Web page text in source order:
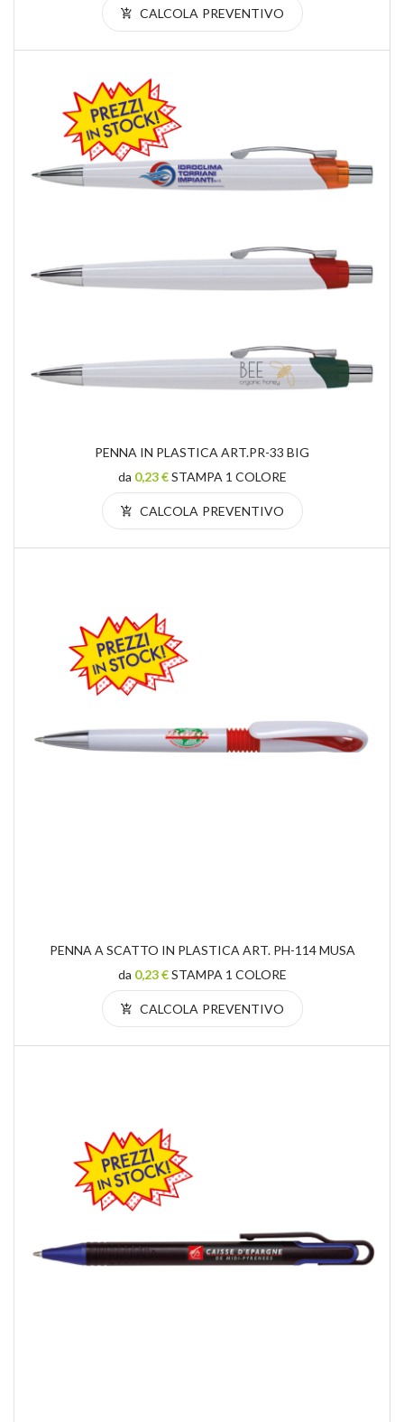
CALCOLA PREVENTIVO
PENNA IN PLASTICA ART.PR-33 BIG
da 0,23 €STAMPA 1 COLORE
CALCOLA PREVENTIVO
PENNA A SCATTO IN PLASTICA ART. PH-114 MUSA
da 0,23 €STAMPA 1 COLORE
CALCOLA PREVENTIVO